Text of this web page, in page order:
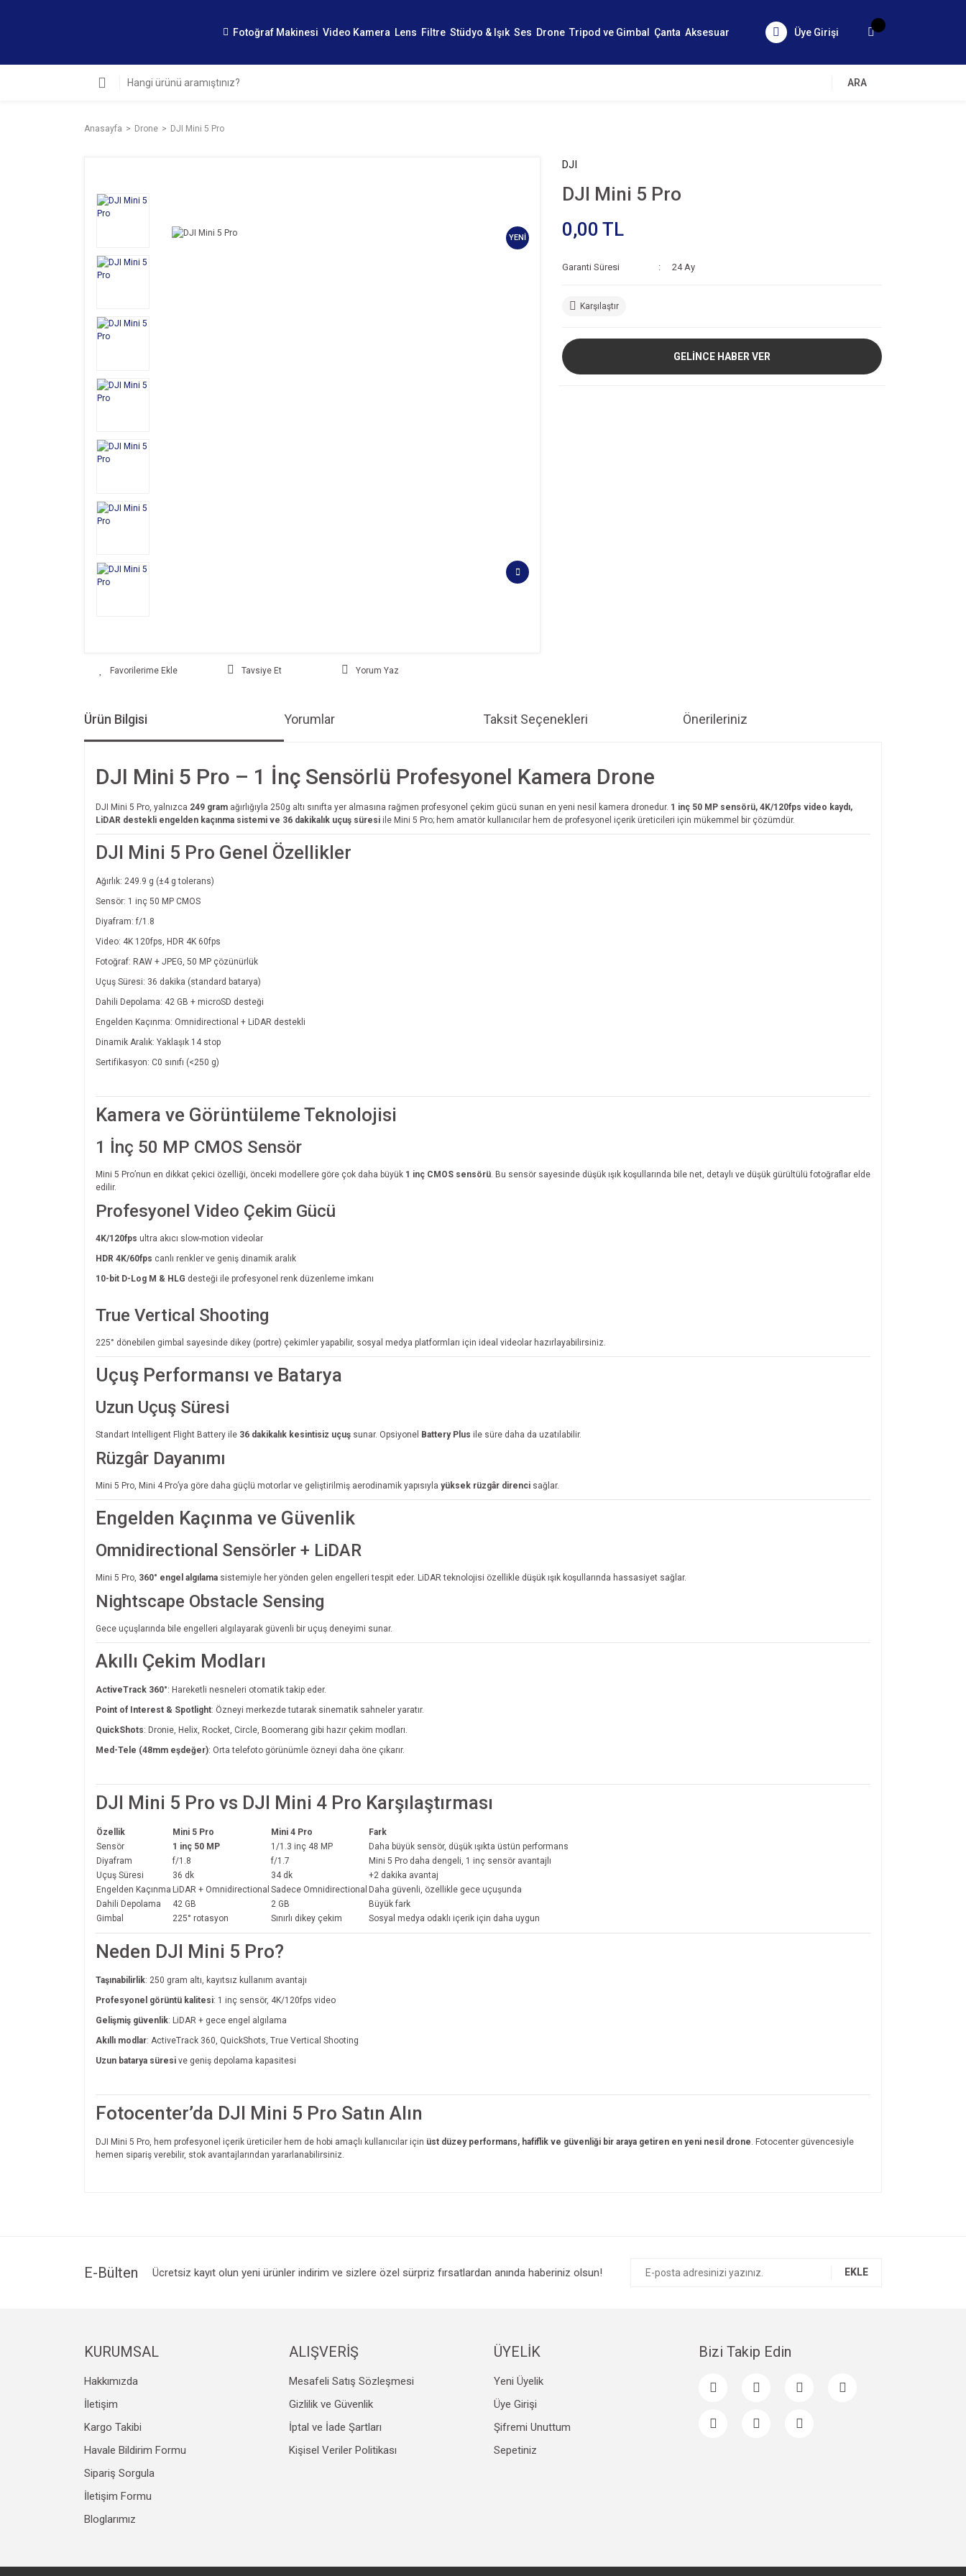
Fotoğraf Makinesi Video Kamera Lens Filtre Stüdyo & Işık Ses Drone Tripod ve Gimbal Çanta Aksesuar Üye Girişi
ARA
Anasayfa Drone DJI Mini 5 Pro
YENİ
Tavsiye Et Yorum Yaz
DJI
DJI Mini 5 Pro
0,00 TL
Garanti Süresi 24 Ay
Karşılaştır
GELİNCE HABER VER
Ürün Bilgisi Yorumlar Taksit Seçenekleri Önerileriniz
DJI Mini 5 Pro – 1 İnç Sensörlü Profesyonel Kamera Drone
DJI Mini 5 Pro, yalnızca 249 gram ağırlığıyla 250g altı sınıfta yer almasına rağmen profesyonel çekim gücü sunan en yeni nesil kamera dronedur. 1 inç 50 MP sensörü, 4K/120fps video kaydı,
LiDAR destekli engelden kaçınma sistemi ve 36 dakikalık uçuş süresi ile Mini 5 Pro; hem amatör kullanıcılar hem de profesyonel içerik üreticileri için mükemmel bir çözümdür.
DJI Mini 5 Pro Genel Özellikler
Ağırlık: 249.9 g (±4 g tolerans)
Sensör: 1 inç 50 MP CMOS
Diyafram: f/1.8
Video: 4K 120fps, HDR 4K 60fps
Fotoğraf: RAW + JPEG, 50 MP çözünürlük
Uçuş Süresi: 36 dakika (standard batarya)
Dahili Depolama: 42 GB + microSD desteği
Engelden Kaçınma: Omnidirectional + LiDAR destekli
Dinamik Aralık: Yaklaşık 14 stop
Sertifikasyon: C0 sınıfı (<250 g)
Kamera ve Görüntüleme Teknolojisi
1 İnç 50 MP CMOS Sensör
Mini 5 Pro’nun en dikkat çekici özelliği, önceki modellere göre çok daha büyük 1 inç CMOS sensörü . Bu sensör sayesinde düşük ışık koşullarında bile net, detaylı ve düşük gürültülü fotoğraflar elde
edilir.
Profesyonel Video Çekim Gücü
4K/120fps ultra akıcı slow-motion videolar
HDR 4K/60fps canlı renkler ve geniş dinamik aralık
10-bit D-Log M & HLG desteği ile profesyonel renk düzenleme imkanı
True Vertical Shooting
225° dönebilen gimbal sayesinde dikey (portre) çekimler yapabilir, sosyal medya platformları için ideal videolar hazırlayabilirsiniz.
Uçuş Performansı ve Batarya
Uzun Uçuş Süresi
Standart Intelligent Flight Battery ile 36 dakikalık kesintisiz uçuş sunar. Opsiyonel Battery Plus ile süre daha da uzatılabilir.
Rüzgâr Dayanımı
Mini 5 Pro, Mini 4 Pro’ya göre daha güçlü motorlar ve geliştirilmiş aerodinamik yapısıyla yüksek rüzgâr direnci sağlar.
Engelden Kaçınma ve Güvenlik
Omnidirectional Sensörler + LiDAR
Mini 5 Pro, 360° engel algılama sistemiyle her yönden gelen engelleri tespit eder. LiDAR teknolojisi özellikle düşük ışık koşullarında hassasiyet sağlar.
Nightscape Obstacle Sensing
Gece uçuşlarında bile engelleri algılayarak güvenli bir uçuş deneyimi sunar.
Akıllı Çekim Modları
ActiveTrack 360°: Hareketli nesneleri otomatik takip eder.
Point of Interest & Spotlight: Özneyi merkezde tutarak sinematik sahneler yaratır.
QuickShots: Dronie, Helix, Rocket, Circle, Boomerang gibi hazır çekim modları.
Med-Tele (48mm eşdeğer): Orta telefoto görünümle özneyi daha öne çıkarır.
DJI Mini 5 Pro vs DJI Mini 4 Pro Karşılaştırması
Özellik Mini 5 Pro Mini 4 Pro
Fark
Sensör
1 inç 50 MP 1/1.3 inç 48 MP
Daha büyük sensör, düşük ışıkta üstün performans
Diyafram
f/1.8 f/1.7
Mini 5 Pro daha dengeli, 1 inç sensör avantajlı
Uçuş Süresi
36 dk 34 dk
+2 dakika avantaj
Engelden Kaçınma LiDAR + Omnidirectional Sadece Omnidirectional Daha güvenli, özellikle gece uçuşunda
Dahili Depolama
42 GB 2 GB
Büyük fark
Gimbal
225° rotasyon Sınırlı dikey çekim Sosyal medya odaklı içerik için daha uygun
Neden DJI Mini 5 Pro?
Taşınabilirlik: 250 gram altı, kayıtsız kullanım avantajı
Profesyonel görüntü kalitesi: 1 inç sensör, 4K/120fps video
Gelişmiş güvenlik: LiDAR + gece engel algılama
Akıllı modlar: ActiveTrack 360, QuickShots, True Vertical Shooting
Uzun batarya süresi ve geniş depolama kapasitesi
Fotocenter’da DJI Mini 5 Pro Satın Alın
DJI Mini 5 Pro, hem profesyonel içerik üreticiler hem de hobi amaçlı kullanıcılar için üst düzey performans, hafiflik ve güvenliği bir araya getiren en yeni nesil drone . Fotocenter güvencesiyle
hemen sipariş verebilir, stok avantajlarından yararlanabilirsiniz.
Ürün bilgilerinde hatalar bulunuyor.
Gönder
E-Bülten Ücretsiz kayıt olun yeni ürünler indirim ve sizlere özel sürpriz fırsatlardan anında haberiniz olsun! EKLE
KURUMSAL
Hakkımızda
İletişim
Kargo Takibi
Havale Bildirim Formu
Sipariş Sorgula
İletişim Formu
Bloglarımız
ALIŞVERİŞ
Mesafeli Satış Sözleşmesi
Gizlilik ve Güvenlik
İptal ve İade Şartları
Kişisel Veriler Politikası
ÜYELİK
Yeni Üyelik
Üye Girişi
Şifremi Unuttum
Sepetiniz
Bizi Takip Edin